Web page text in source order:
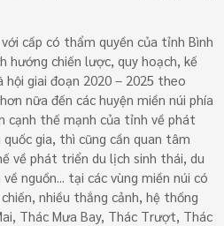
cấp có thẩm quyền của tỉnh Bình
hướng chiến lược, quy hoạch, kế
giai đoạn 2020 – 2025 theo
nữa đến các huyện miền núi phía
cạnh thế mạnh của tỉnh về phát
gia, thì cũng cần quan tâm
về phát triển du lịch sinh thái, du
nguồn... tại các vùng miền núi có
nhiều thắng cảnh, hệ thống
Thác Mưa Bay, Thác Trượt, Thác